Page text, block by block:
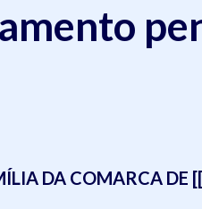
DA COMARCA DE